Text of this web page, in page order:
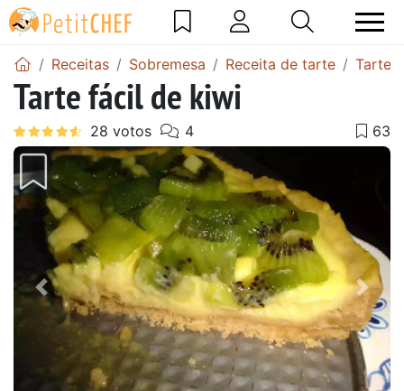
Receitas Sobremesa Receita de tarte Tarte
Tarte fácil de kiwi
Anterior Next